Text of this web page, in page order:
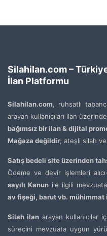
Silahilan.com –
İlan Platformu
Silahilan.com, ruhsatlı
arayan kullanıcıları ilan
bağımsız bir ilan & dijital
Mağaza değildir; ateşli silah
Satış bedeli site üzerinden
Ödeme ve devir işlemleri
sayılı Kanunile ilgili mevzuata
av fişeği, barut vb. mühimmat
Silah ilanarayan kullanıcılar
sürecini mevzuata uygun